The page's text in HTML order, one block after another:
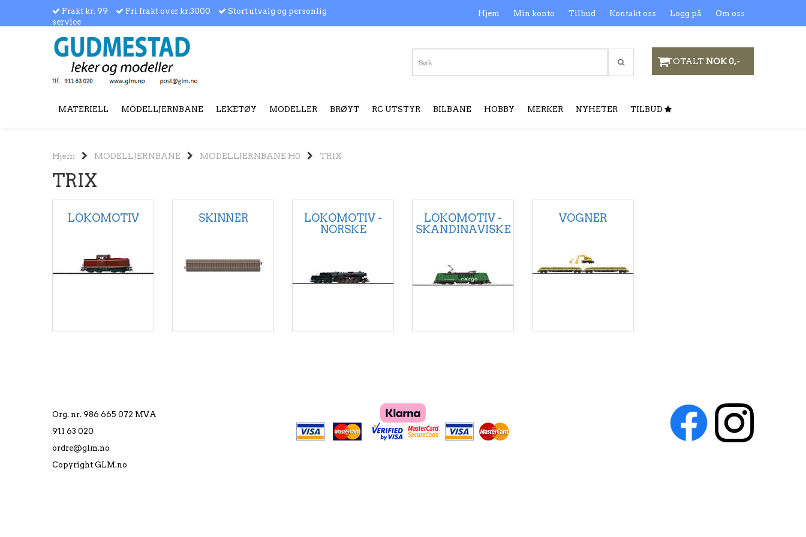
Frakt kr. 99 Fri frakt over kr.3000
Stort utvalg og personlig
service
Hjem Min konto Tilbud Kontakt oss Logg på Om oss
TOTALT NOK 0,-
MATERIELL MODELLJERNBANE LEKETØY MODELLER BRØYT RC UTSTYR BILBANE HOBBY MERKER NYHETER TILBUD
Hjem MODELLJERNBANE MODELLJERNBANE H0 TRIX
TRIX
LOKOMOTIV SKINNER
LOKOMOTIV -
NORSKE
LOKOMOTIV -
SKANDINAVISKE
VOGNER
Org. nr. 986 665 072 MVA
911 63 020
ordre@glm.no
Copyright GLM.no